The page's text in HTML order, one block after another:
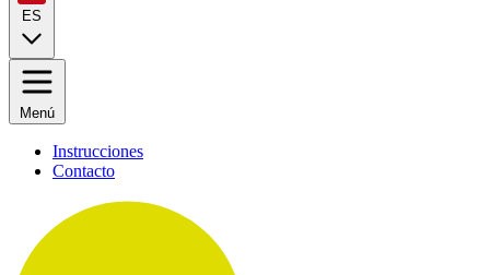
ES
Menú
Instrucciones
Contacto